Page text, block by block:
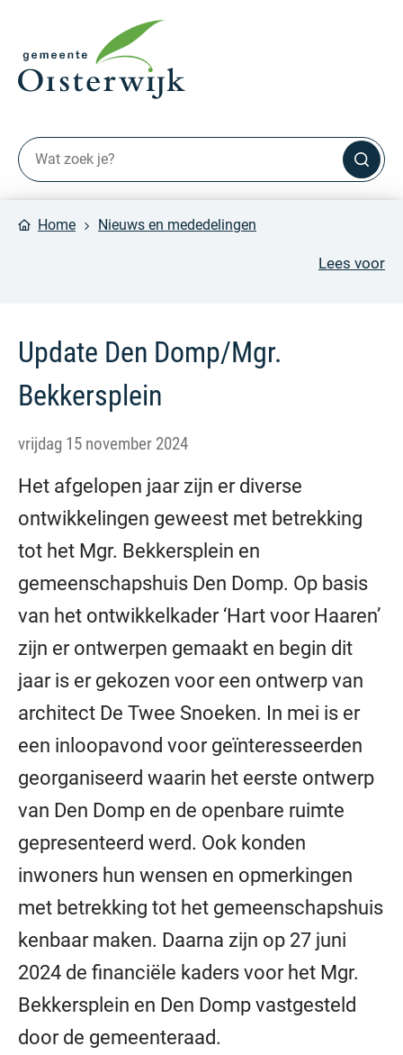
Home Nieuws en mededelingen
Lees voor
Update Den Domp/Mgr.
Bekkersplein
vrijdag 15 november 2024
Het afgelopen jaar zijn er diverse
ontwikkelingen geweest met betrekking
tot het Mgr. Bekkersplein en
gemeenschapshuis Den Domp. Op basis
van het ontwikkelkader ‘Hart voor Haaren’
zijn er ontwerpen gemaakt en begin dit
jaar is er gekozen voor een ontwerp van
architect De Twee Snoeken. In mei is er
een inloopavond voor geïnteresseerden
georganiseerd waarin het eerste ontwerp
van Den Domp en de openbare ruimte
gepresenteerd werd. Ook konden
inwoners hun wensen en opmerkingen
met betrekking tot het gemeenschapshuis
kenbaar maken. Daarna zijn op 27 juni
2024 de financiële kaders voor het Mgr.
Bekkersplein en Den Domp vastgesteld
door de gemeenteraad.